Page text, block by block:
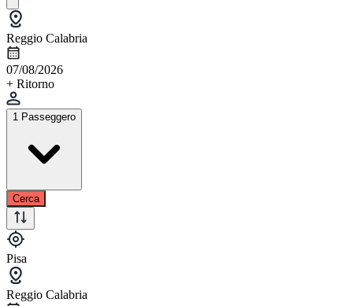
Reggio Calabria
07/08/2026
+ Ritorno
1 Passeggero
Cerca
Pisa
Reggio Calabria